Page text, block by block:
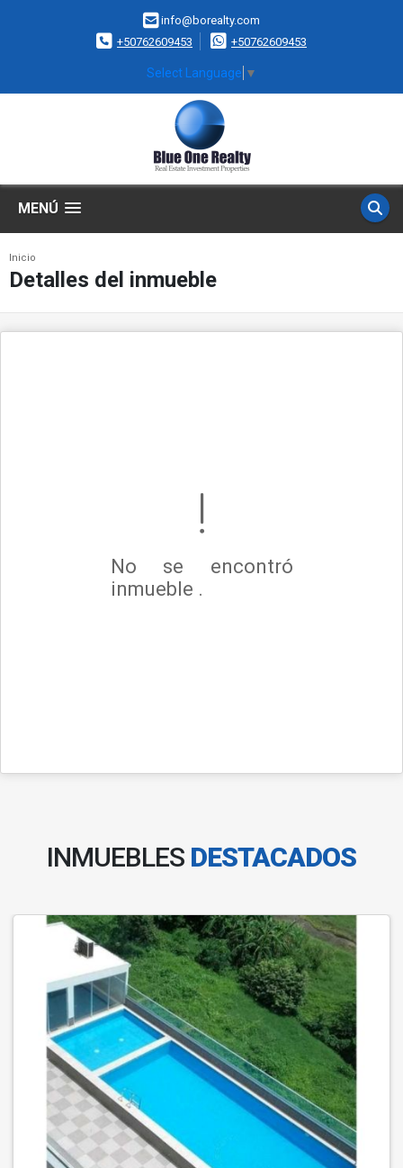
info@borealty.com
+50762609453
+50762609453
Select Language ▼
MENÚ
Inicio
Detalles del inmueble
No se encontró
inmueble .
INMUEBLES DESTACADOS